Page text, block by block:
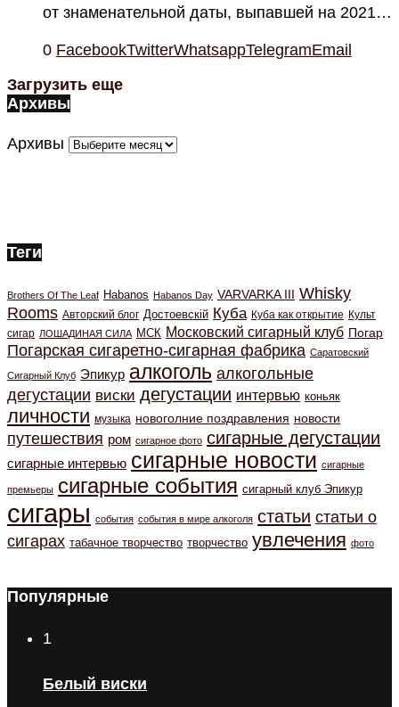
от знаменательной даты, выпавшей на 2021…
0 FacebookTwitterWhatsappTelegramEmail
Загрузить еще
Архивы
Архивы
Теги
Brothers Of The Leaf Habanos Habanos Day VARVARKA III Whisky
Rooms Авторский блог Достоевскiй Куба Куба как открытие Культ
сигар ЛОШАДИНАЯ СИЛА МСК Московский сигарный клуб Погар
Погарская сигаретно-сигарная фабрика Саратовский
Сигарный Клуб Эпикур алкоголь алкогольные
дегустации виски дегустации интервью коньяк
личности музыка новоголние поздравления новости
путешествия ром сигарное фото сигарные дегустации
сигарные интервью сигарные новости сигарные
премьеры сигарные события сигарный клуб Эпикур
сигары события события в мире алкоголя статьи статьи о
сигарах табачное творчество творчество увлечения фото
Популярные
1
Белый виски